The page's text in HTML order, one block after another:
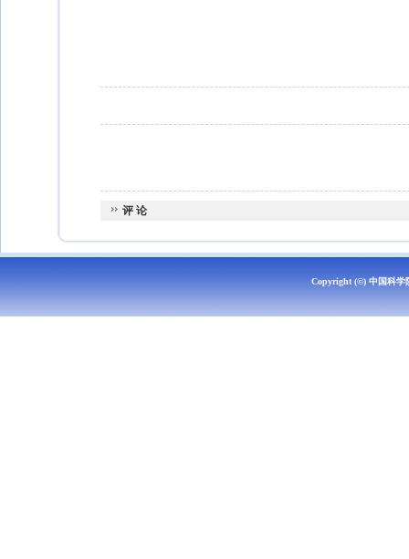
评 论
Copyright (©) 中国科